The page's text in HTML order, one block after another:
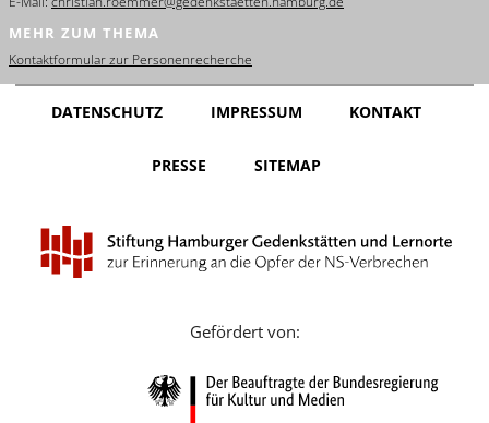
Dansk
Español
Nederlands
Português
Русский
MEHR ZUM THEMA
Kontaktformular zur Personenrecherche
DATENSCHUTZ IMPRESSUM KONTAKT
PRESSE SITEMAP
Gefördert von: